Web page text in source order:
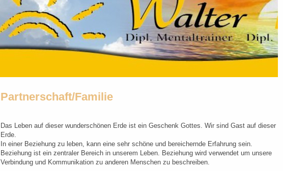
Partnerschaft/Familie
Das Leben auf dieser wunderschönen Erde ist ein Geschenk Gottes. Wir sind Gast auf dieser
Erde.
In einer Beziehung zu leben, kann eine sehr schöne und bereichernde Erfahrung sein.
Beziehung ist ein zentraler Bereich in unserem Leben. Beziehung wird verwendet um unsere
Verbindung und Kommunikation zu anderen Menschen zu beschreiben.